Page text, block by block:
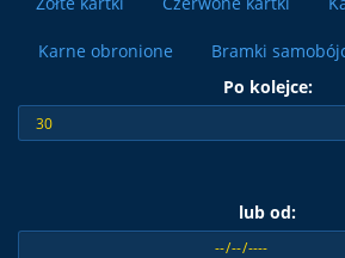
Karne obronione
Bramki
Po kolejce:
lub od: